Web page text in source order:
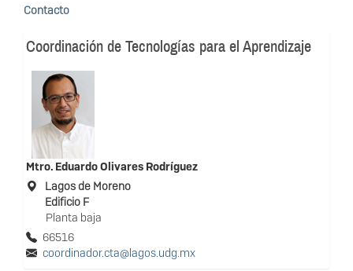
Contacto
Coordinación de Tecnologías para el Aprendizaje
Mtro. Eduardo Olivares Rodríguez
Lagos de Moreno
Edificio F
Planta baja
66516
coordinador.cta@lagos.udg.mx